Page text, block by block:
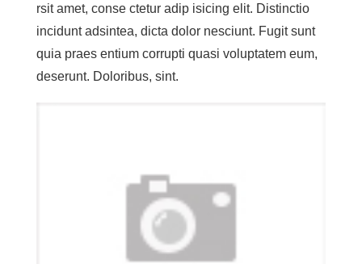
rsit amet, conse ctetur adip isicing elit. Distinctio
incidunt adsintea, dicta dolor nesciunt. Fugit sunt
quia praes entium corrupti quasi voluptatem eum,
deserunt. Doloribus, sint.